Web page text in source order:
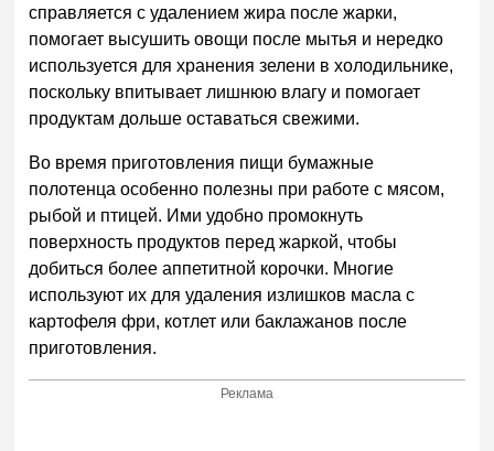
справляется с удалением жира после жарки,
помогает высушить овощи после мытья и нередко
используется для хранения зелени в холодильнике,
поскольку впитывает лишнюю влагу и помогает
продуктам дольше оставаться свежими.
Во время приготовления пищи бумажные
полотенца особенно полезны при работе с мясом,
рыбой и птицей. Ими удобно промокнуть
поверхность продуктов перед жаркой, чтобы
добиться более аппетитной корочки. Многие
используют их для удаления излишков масла с
картофеля фри, котлет или баклажанов после
приготовления.
Реклама